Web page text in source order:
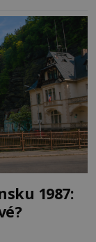
1987: